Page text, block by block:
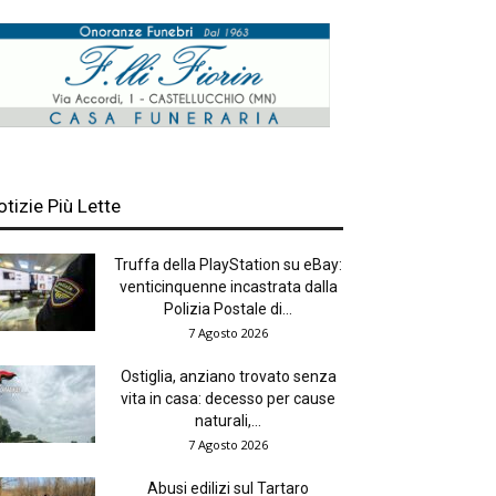
Più Lette
Truffa della PlayStation su eBay:
venticinquenne incastrata dalla
Polizia Postale di...
7 Agosto 2026
Ostiglia, anziano trovato senza
vita in casa: decesso per cause
naturali,...
7 Agosto 2026
Abusi edilizi sul Tartaro